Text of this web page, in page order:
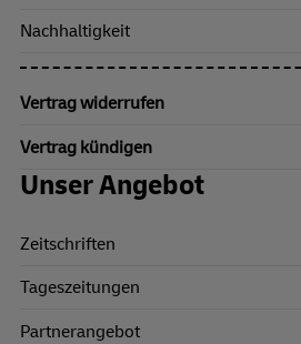
Nachhaltigkeit
Vertrag widerrufen
Vertrag kündigen
Unser Angebot
Zeitschriften
Tageszeitungen
Partnerangebot